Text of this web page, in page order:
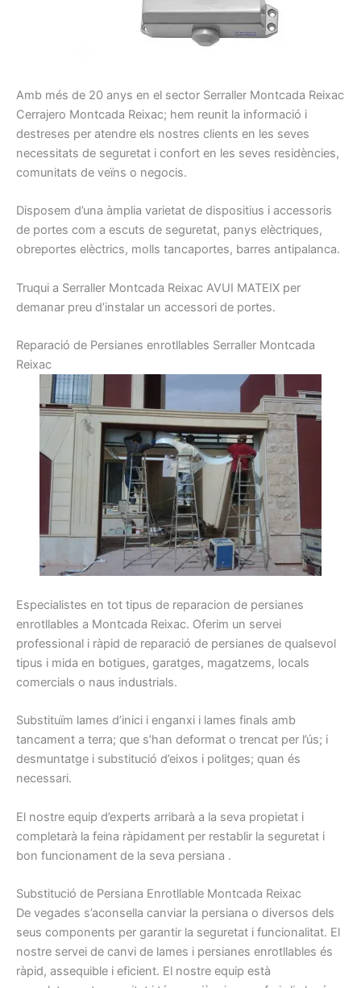
Amb més de 20 anys en el sector Serraller Montcada Reixac
Cerrajero Montcada Reixac; hem reunit la informació i
destreses per atendre els nostres clients en les seves
necessitats de seguretat i confort en les seves residències,
comunitats de veïns o negocis.
Disposem d’una àmplia varietat de dispositius i accessoris
de portes com a escuts de seguretat, panys elèctriques,
obreportes elèctrics, molls tancaportes, barres antipalanca.
Truqui a Serraller Montcada Reixac AVUI MATEIX per
demanar preu d’instalar un accessori de portes.
Reparació de Persianes enrotllables Serraller Montcada
Reixac
Especialistes en tot tipus de reparacion de persianes
enrotllables a Montcada Reixac. Oferim un servei
professional i ràpid de reparació de persianes de qualsevol
tipus i mida en botigues, garatges, magatzems, locals
comercials o naus industrials.
Substituïm lames d’inici i enganxi i lames finals amb
tancament a terra; que s’han deformat o trencat per l’ús; i
desmuntatge i substitució d’eixos i politges; quan és
necessari.
El nostre equip d’experts arribarà a la seva propietat i
completarà la feina ràpidament per restablir la seguretat i
bon funcionament de la seva persiana .
Substitució de Persiana Enrotllable Montcada Reixac
De vegades s’aconsella canviar la persiana o diversos dels
seus components per garantir la seguretat i funcionalitat. El
nostre servei de canvi de lames i persianes enrotllables és
ràpid, assequible i eficient. El nostre equip està